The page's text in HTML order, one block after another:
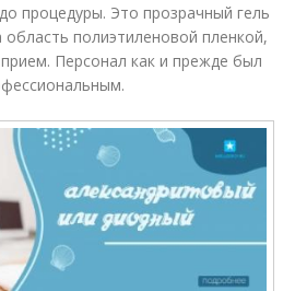
процедуры. Это прозрачный гель
область полиэтиленовой пленкой,
Персонал как и прежде был